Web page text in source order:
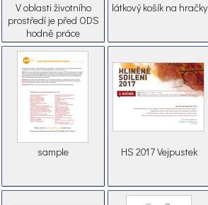
V oblasti životního
prostředí je před ODS
hodně práce
látkový košík na hračky
sample HS 2017 Vejpustek